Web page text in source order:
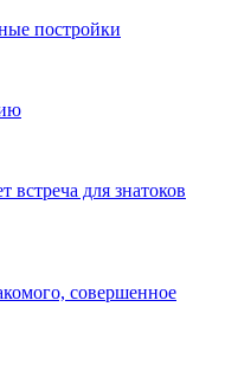
постройки
для знатоков
совершенное